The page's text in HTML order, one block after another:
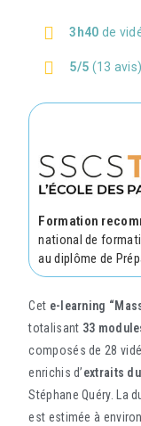
3h40 de
5/5 (13 avis)
Formation
national de
au diplôme de
Cet e-learning
totalisant 33
composés de 28
enrichis d’extraits
Stéphane Quéry. La
est estimée à environ